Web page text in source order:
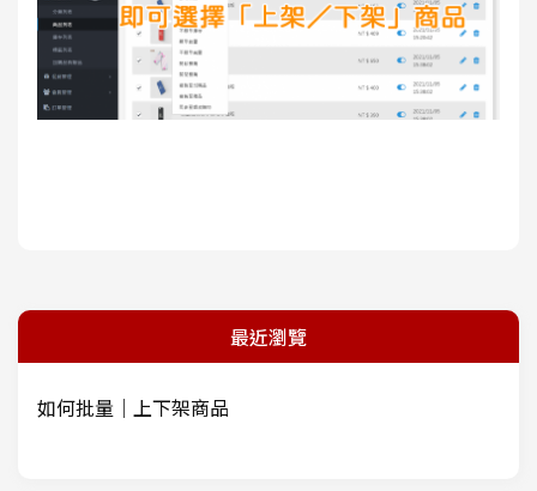
最近瀏覽
如何批量｜上下架商品